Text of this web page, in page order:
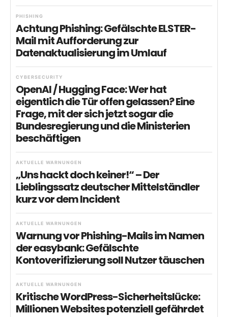
PHISHING
Achtung Phishing: Gefälschte ELSTER-
Mail mit Aufforderung zur
Datenaktualisierung im Umlauf
CYBERSECURITY
OpenAI / Hugging Face: Wer hat
eigentlich die Tür offen gelassen? Eine
Frage, mit der sich jetzt sogar die
Bundesregierung und die Ministerien
beschäftigen
AKTUELLE WARNUNGEN
„Uns hackt doch keiner!“ – Der
Lieblingssatz deutscher Mittelständler
kurz vor dem Incident
AKTUELLE WARNUNGEN
Warnung vor Phishing-Mails im Namen
der easybank: Gefälschte
Kontoverifizierung soll Nutzer täuschen
AKTUELLE WARNUNGEN
Kritische WordPress-Sicherheitslücke:
Millionen Websites potenziell gefährdet